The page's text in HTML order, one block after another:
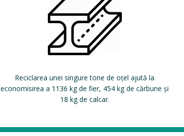
Reciclarea unei singure tone de oțel ajută la
economisirea a 1136 kg de fier, 454 kg de cărbune și
18 kg de calcar.